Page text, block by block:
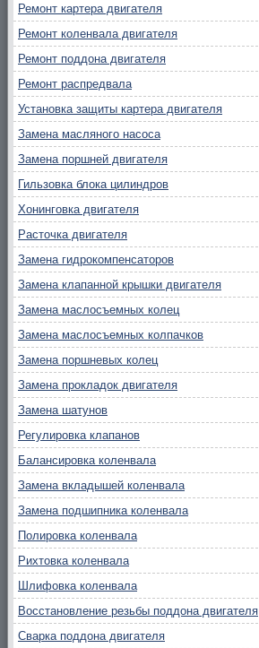
Ремонт картера двигателя
Ремонт коленвала двигателя
Ремонт поддона двигателя
Ремонт распредвала
Установка защиты картера двигателя
Замена масляного насоса
Замена поршней двигателя
Гильзовка блока цилиндров
Хонинговка двигателя
Расточка двигателя
Замена гидрокомпенсаторов
Замена клапанной крышки двигателя
Замена маслосъемных колец
Замена маслосъемных колпачков
Замена поршневых колец
Замена прокладок двигателя
Замена шатунов
Регулировка клапанов
Балансировка коленвала
Замена вкладышей коленвала
Замена подшипника коленвала
Полировка коленвала
Рихтовка коленвала
Шлифовка коленвала
Восстановление резьбы поддона двигателя
Сварка поддона двигателя